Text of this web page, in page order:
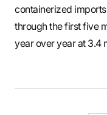
containerized
through the first five
year over year at 3.4